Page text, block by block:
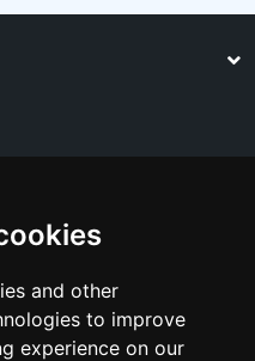
and other
to improve
experience on our